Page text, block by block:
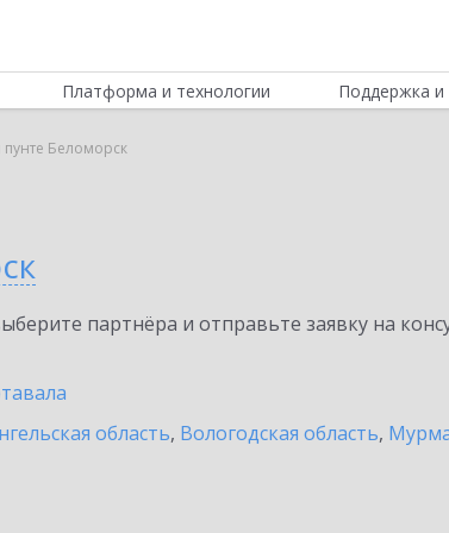
Платформа и технологии Поддержка и
пунте Беломорск
партнёра и отправьте заявку на
область, Вологодская область,